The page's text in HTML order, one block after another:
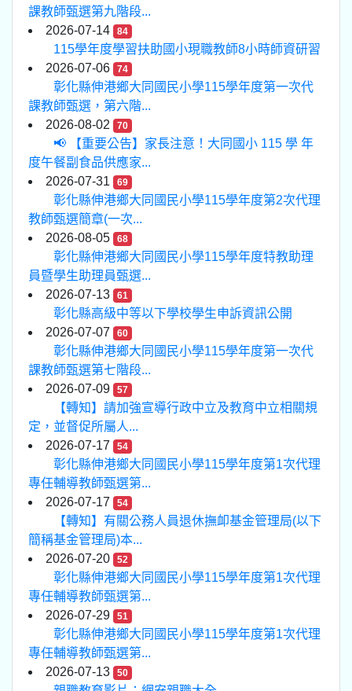
課教師甄選第九階段...
2026-07-14
84
115學年度學習扶助國小現職教師8小時師資研習
2026-07-06
74
彰化縣伸港鄉大同國民小學115學年度第一次代
課教師甄選，第六階...
2026-08-02
70
📢 【重要公告】家長注意！大同國小 115 學 年
度午餐副食品供應家...
2026-07-31
69
彰化縣伸港鄉大同國民小學115學年度第2次代理
教師甄選簡章(一次...
2026-08-05
68
彰化縣伸港鄉大同國民小學115學年度特教助理
員暨學生助理員甄選...
2026-07-13
61
彰化縣高級中等以下學校學生申訴資訊公開
2026-07-07
60
彰化縣伸港鄉大同國民小學115學年度第一次代
課教師甄選第七階段...
2026-07-09
57
【轉知】請加強宣導行政中立及教育中立相關規
定，並督促所屬人...
2026-07-17
54
彰化縣伸港鄉大同國民小學115學年度第1次代理
專任輔導教師甄選第...
2026-07-17
54
【轉知】有關公務人員退休撫卹基金管理局(以下
簡稱基金管理局)本...
2026-07-20
52
彰化縣伸港鄉大同國民小學115學年度第1次代理
專任輔導教師甄選第...
2026-07-29
51
彰化縣伸港鄉大同國民小學115學年度第1次代理
專任輔導教師甄選第...
2026-07-13
50